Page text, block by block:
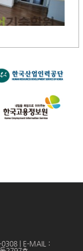
| E-MAIL :